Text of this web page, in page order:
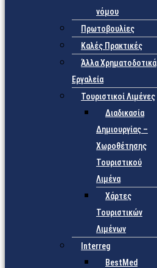
νόμου
Πρωτοβουλίες
Καλές Πρακτικές
Άλλα Χρηματοδοτικά
Εργαλεία
Τουριστικοί Λιμένες
Διαδικασία
Δημιουργίας –
Χωροθέτησης
Τουριστικού
Λιμένα
Χάρτες
Τουριστικών
Λιμένων
Interreg
BestMed